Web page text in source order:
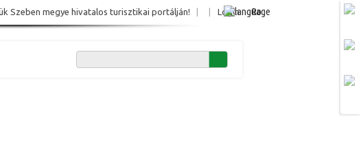
Login Ro
Szeben megye hivatalos turisztikai portálján!